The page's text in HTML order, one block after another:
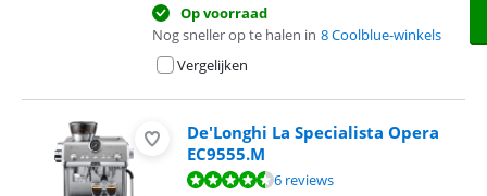
Op voorraad
Nog sneller op te halen in 8 Coolblue-winkels
Vergelijken
De'Longhi La Specialista Opera
EC9555.M
Beoordeling is 8,9 van de 10, gebaseerd op 6 reviews.
6 reviews